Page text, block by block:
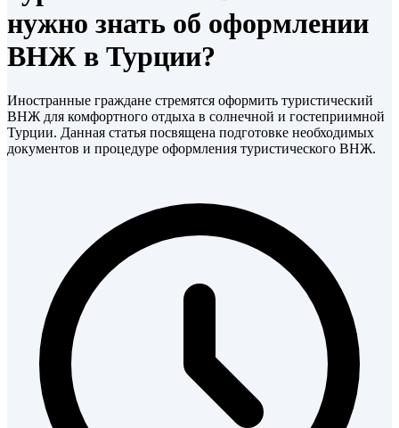
нужно знать об оформлении
ВНЖ в Турции?
Иностранные граждане стремятся оформить туристический
ВНЖ для комфортного отдыха в солнечной и гостеприимной
Турции. Данная статья посвящена подготовке необходимых
документов и процедуре оформления туристического ВНЖ.